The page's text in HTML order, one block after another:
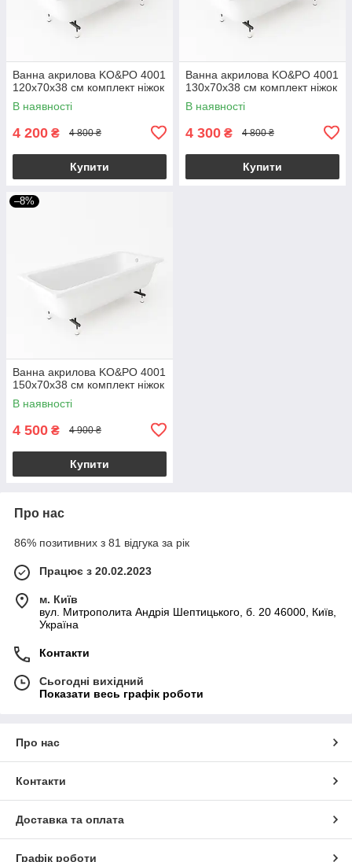
Ванна акрилова KO&PO 4001
120х70х38 см комплект ніжок
В наявності
4 200 ₴ 4 800 ₴
Купити
Ванна акрилова KO&PO 4001
130х70х38 см комплект ніжок
В наявності
4 300 ₴ 4 800 ₴
Купити
–8%
Ванна акрилова KO&PO 4001
150х70х38 см комплект ніжок
В наявності
4 500 ₴ 4 900 ₴
Купити
Про нас
86% позитивних з 81 відгука за рік
Працює з 20.02.2023
м. Київ
вул. Митрополита Андрія Шептицького, б. 20 46000, Київ,
Україна
Контакти
Сьогодні вихідний
Показати весь графік роботи
Про нас
Контакти
Доставка та оплата
Графік роботи